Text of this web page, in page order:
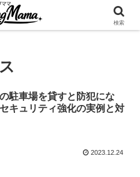
場を貸してゆとりget🍵
駐車場を貸すと防犯にな
キュリティ強化の実例と対
2023.12.24
検索